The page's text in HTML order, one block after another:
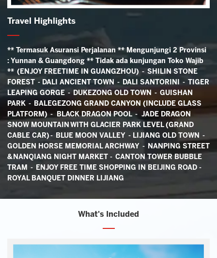
Travel Highlights
** Termasuk Asuransi Perjalanan ** Mengunjungi 2 Provinsi
: Yunnan & Guangdong ** Tidak ada kunjungan Toko Wajib
** (ENJOY FREETIME IN GUANGZHOU) - SHILIN STONE
FOREST - DALI ANCIENT TOWN - DALI SANTORINI - TIGER
LEAPING GORGE - DUKEZONG OLD TOWN - GUISHAN
PARK - BALEGEZONG GRAND CANYON (INCLUDE GLASS
PLATFORM) - BLACK DRAGON POOL - JADE DRAGON
SNOW MOUNTAIN WITH GLACIER PARK LEVEL (GRAND
CABLE CAR) - BLUE MOON VALLEY - LIJIANG OLD TOWN -
GOLDEN HORSE MEMORIAL ARCHWAY - NANPING STREET
& NANQIANG NIGHT MARKET
- CANTON TOWER BUBBLE
TRAM - ENJOY FREE TIME SHOPPING IN BEIJING ROAD -
ROYAL BANQUET DINNER LIJIANG
What's Included